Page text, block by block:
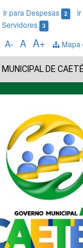
Ir para Despesas 2
Servidores 3
A- A A+ Mapa
DE